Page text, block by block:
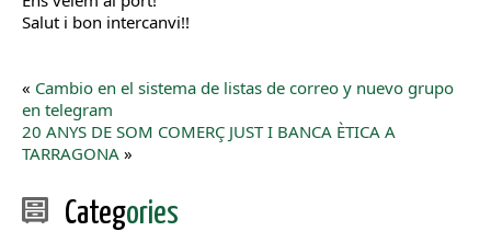
Salut i bon intercanvi!!
« Cambio en el sistema de listas de correo y nuevo grupo
en telegram
20 ANYS DE SOM COMERÇ JUST I BANCA ÈTICA A
TARRAGONA »
Categories